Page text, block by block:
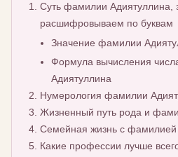
Суть фамилии Адиятуллина,
расшифровываем по буквам
Значение фамилии
Формула вычисления
Адиятуллина
Нумерология фамилии
Жизненный путь рода и
Семейная жизнь с фамилией
Какие профессии лучше